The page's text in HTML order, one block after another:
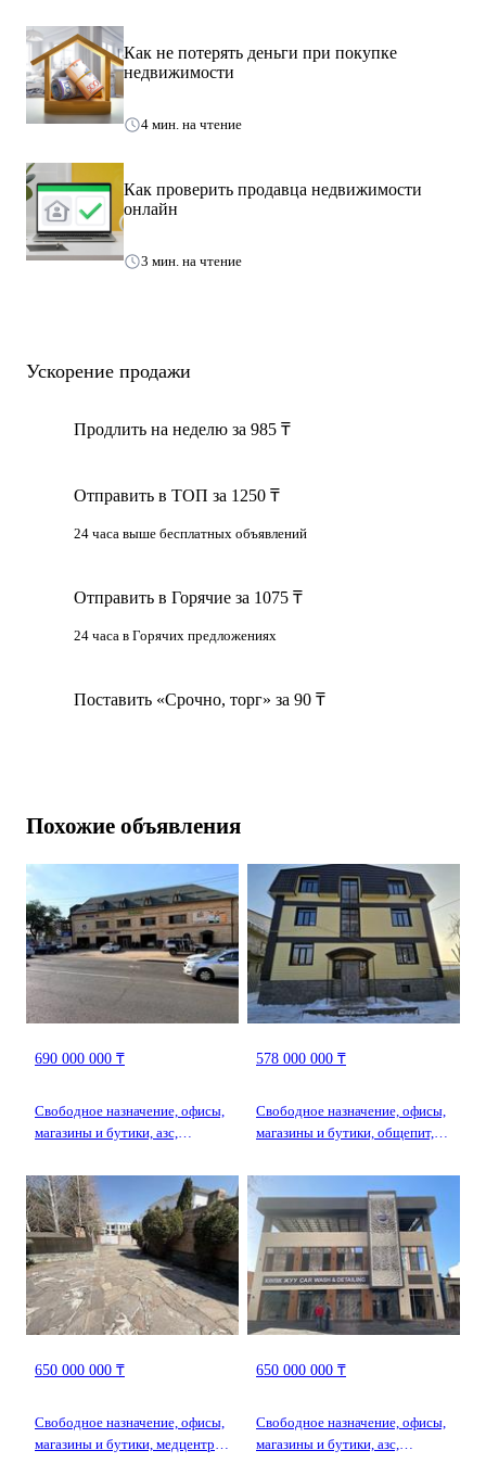
Отдельных кабинетов: 6;
Сан узлы: 3;
*К моменту принятия Банком решения о заключении договора с
покупателем возможны изменения по стоимости объекта в
зависимости от действующих цен на рынке недвижимости.
По всем вопросам просим обращаться по указанным телефонам.
Как не потерять деньги при покупке
недвижимости
4 мин. на чтение
Как проверить продавца недвижимости
онлайн
3 мин. на чтение
Ускорение продажи
Продлить на неделю за 985 ₸
Отправить в ТОП за 1250 ₸
24 часа выше бесплатных объявлений
Отправить в Горячие за 1075 ₸
24 часа в Горячих предложениях
Поставить «Срочно, торг» за 90 ₸
Похожие объявления
690 000 000 ₸
Свободное назначение, офисы,
магазины и бутики, азс,
общепит, салоны красоты,
бани, гостиницы и зоны
отдыха, медцентры и аптеки,
образование, развлечения ·
2200 м² · Мырзалиева 131а
578 000 000 ₸
Свободное назначение, офисы,
магазины и бутики, общепит,
гостиницы и зоны отдыха,
медцентры и аптеки,
образование, развлечения ·
938.55 м² · Гастелло 35
650 000 000 ₸
Свободное назначение, офисы,
магазины и бутики, медцентры
650 000 000 ₸
Свободное назначение, офисы,
магазины и бутики, азс,